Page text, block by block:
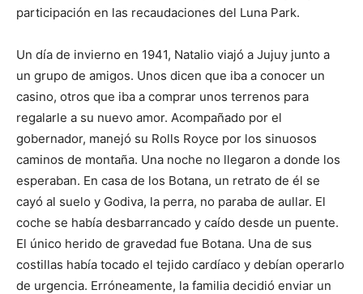
participación en las recaudaciones del Luna Park.
Un día de invierno en 1941, Natalio viajó a Jujuy junto a
un grupo de amigos. Unos dicen que iba a conocer un
casino, otros que iba a comprar unos terrenos para
regalarle a su nuevo amor. Acompañado por el
gobernador, manejó su Rolls Royce por los sinuosos
caminos de montaña. Una noche no llegaron a donde los
esperaban. En casa de los Botana, un retrato de él se
cayó al suelo y Godiva, la perra, no paraba de aullar. El
coche se había desbarrancado y caído desde un puente.
El único herido de gravedad fue Botana. Una de sus
costillas había tocado el tejido cardíaco y debían operarlo
de urgencia. Erróneamente, la familia decidió enviar un